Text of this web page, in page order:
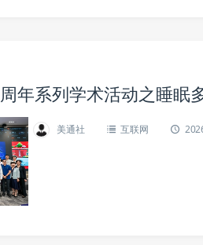
年系列学术活动之睡眠
美通社 互联网